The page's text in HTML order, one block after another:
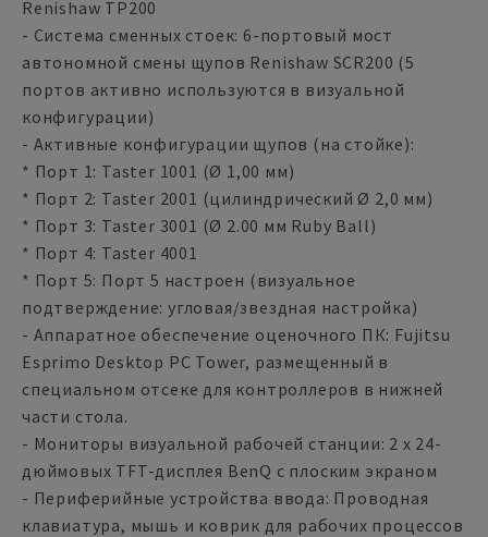
Renishaw TP200
- Система сменных стоек: 6-портовый мост
автономной смены щупов Renishaw SCR200 (5
портов активно используются в визуальной
конфигурации)
- Активные конфигурации щупов (на стойке):
* Порт 1: Taster 1001 (Ø 1,00 мм)
* Порт 2: Taster 2001 (цилиндрический Ø 2,0 мм)
* Порт 3: Taster 3001 (Ø 2.00 мм Ruby Ball)
* Порт 4: Taster 4001
* Порт 5: Порт 5 настроен (визуальное
подтверждение: угловая/звездная настройка)
- Аппаратное обеспечение оценочного ПК: Fujitsu
Esprimo Desktop PC Tower, размещенный в
специальном отсеке для контроллеров в нижней
части стола.
- Мониторы визуальной рабочей станции: 2 x 24-
дюймовых TFT-дисплея BenQ с плоским экраном
- Периферийные устройства ввода: Проводная
клавиатура, мышь и коврик для рабочих процессов